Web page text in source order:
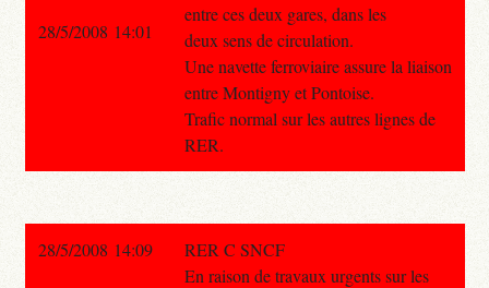
entre ces deux gares, dans les
deux sens de circulation.
Une navette ferroviaire assure la liaison
entre Montigny et Pontoise.
Trafic normal sur les autres lignes de
RER.
28/5/2008 14:01
28/5/2008 14:09
RER C SNCF
En raison de travaux urgents sur les